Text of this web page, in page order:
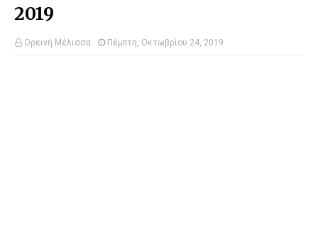
2019
Ορεινή Μέλισσα Πέμπτη, Οκτωβρίου 24, 2019